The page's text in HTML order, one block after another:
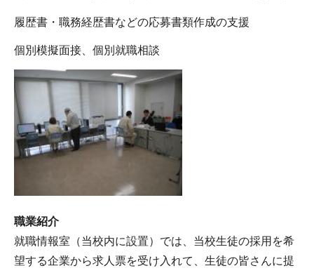
履歴書・職務経歴書などの応募書類作成の支援
個別模擬面接、個別就職相談
職業紹介
就職情報室（当校内に設置）では、当校生徒の採用を希
望する企業から求人票を受け入れて、生徒の皆さんに提